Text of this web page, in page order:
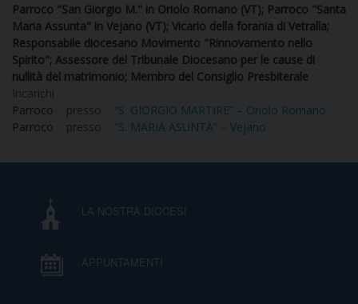
CLERO
PARROCCHIE
CONTATTI
DOVE SIAMO
Parroco "San Giorgio M." in Oriolo Romano (VT); Parroco "Santa
Maria Assunta" in Vejano (VT); Vicario della forania di Vetralla;
Responsabile diocesano Movimento "Rinnovamento nello
Spirito"; Assessore del Tribunale Diocesano per le cause di
nullità del matrimonio; Membro del Consiglio Presbiterale
Incarichi
Parroco
presso
“S. GIORGIO MARTIRE” – Oriolo Romano
Parroco
presso “S. MARIA ASUNTA” – Vejano
LA NOSTRA DIOCESI
APPUNTAMENTI